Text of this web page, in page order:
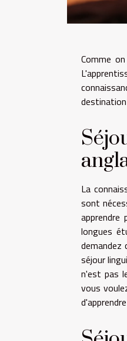
Comme
La
sont
longues
demandez
séjour
n'est pas
vous